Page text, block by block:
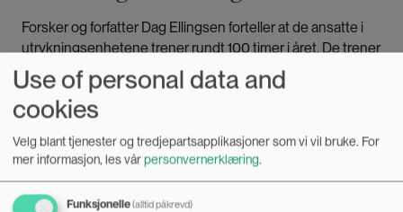
Forsker og forfatter Dag Ellingsen forteller at de ansatte i
utrykningsenhetene trener rundt 100 timer i året. De trener
på skyting, håndtering av biler i fart, entring av rom der
noen har forskanset seg, og liknende øvelser. Dette skal
ruste dem til å håndtere de skarpeste oppdragene i
For kvinnene i studien ble treningen et krevende miljø å
være i.
Use of personal data and
cookies
Velg blant tjenester og tredjepartsapplikasjoner som vi vil bruke. For
mer informasjon, les vårpersonvernerklæring.
Funksjonelle(alltid påkrevd)